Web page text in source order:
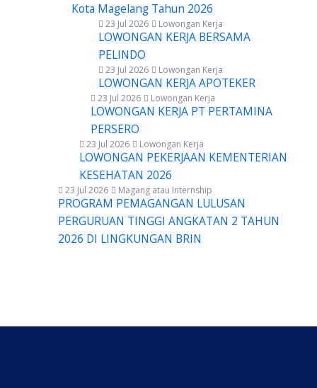
Kota Magelang Tahun 2026
23 Jul 2026 Lowongan Kerja
LOWONGAN KERJA BERSAMA
PELINDO
23 Jul 2026 Lowongan Kerja
LOWONGAN KERJA APOTEKER
23 Jul 2026 Lowongan Kerja
LOWONGAN KERJA PT PERTAMINA
PERSERO
23 Jul 2026 Lowongan Kerja
LOWONGAN PEKERJAAN KEMENTERIAN
KESEHATAN 2026
23 Jul 2026 Magang atau Internship
PROGRAM PEMAGANGAN LULUSAN
PERGURUAN TINGGI ANGKATAN 2 TAHUN
2026 DI LINGKUNGAN BRIN